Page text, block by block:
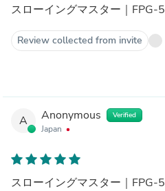
スローイングマスター｜FPG-5
Review collected from invite
A Anonymous Verified
Japan
スローイングマスター｜FPG-5